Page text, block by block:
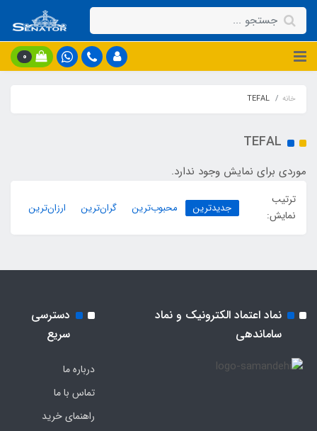
0
خانه TEFAL
TEFAL
موردی برای نمایش وجود ندارد.
ترتیب
نمایش:
جدیدترین محبوب‌ترین گران‌ترین ارزان‌ترین
نماد اعتماد الکترونیک و نماد
ساماندهی
دسترسی
سریع
درباره ما
تماس با ما
راهنمای خرید